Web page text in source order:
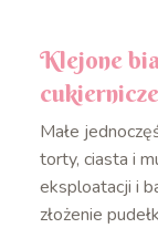
Klejone
Małe
torty, ciasta i
eksploatacji i
złożenie